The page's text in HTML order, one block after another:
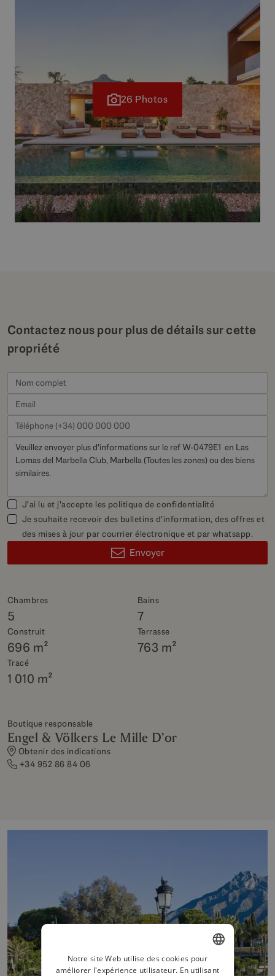
26 Photos
Contactez nous pour plus de détails sur cette
propriété
Chambres
5
Bains
7
Construit
696 m²
Terrasse
763 m²
Tracé
1 010 m²
Boutique responsable
Engel & Völkers Le Mille D’or
Obtenir des indications
+34 952 86 84 06
J'ai lu et j'accepte les politique de confidentialité
Je souhaite recevoir des bulletins d'information, des offres et
des mises à jour par courrier électronique et par whatsapp.
Envoyer
ENGLISH
Notre site Web utilise des cookies pour
améliorer l'expérience utilisateur. En utilisant